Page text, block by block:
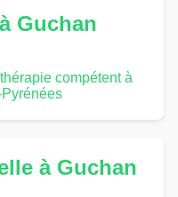
Guchan
compétent à
à Guchan